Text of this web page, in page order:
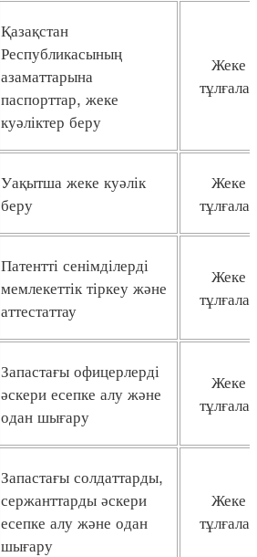
Қазақстан
Республикасының
азаматтарына
паспорттар, жеке
куәліктер беру
Жеке
тұлғалар
Уақытша жеке куәлік
беру
Жеке
тұлғалар
Патентті сенімділерді
мемлекеттік тіркеу және
аттестаттау
Жеке
тұлғалар
Запастағы офицерлерді
әскери есепке алу және
одан шығару
Жеке
тұлғалар
Запастағы солдаттарды,
сержанттарды әскери
есепке алу және одан
шығару
Жеке
тұлғалар